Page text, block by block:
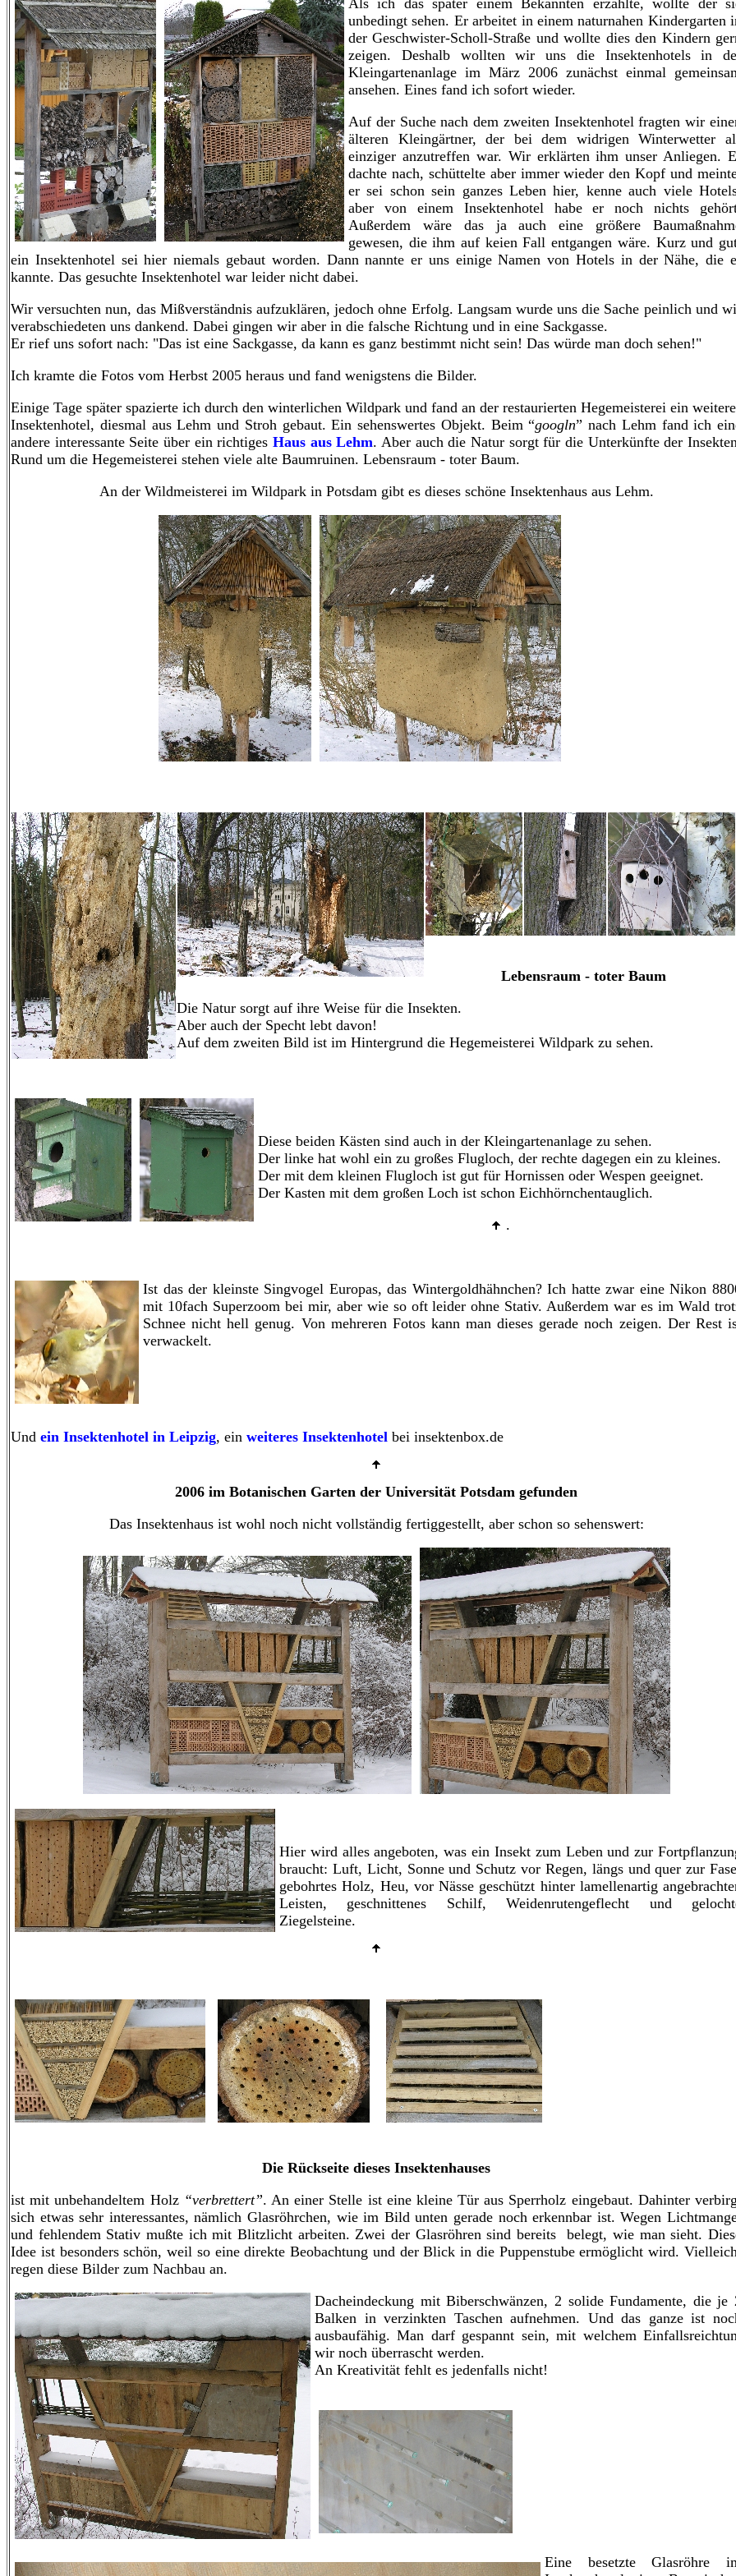
Als ich das später einem Bekannten erzählte, wollte der
unbedingt sehen. Er arbeitet in einem naturnahen Kindergarten
der Geschwister-Scholl-Straße und wollte dies den Kindern
zeigen. Deshalb wollten wir uns die Insektenhotels in
Kleingartenanlage im März 2006 zunächst einmal
ansehen. Eines fand ich sofort wieder.
Auf der Suche nach dem zweiten Insektenhotel fragten wir
älteren Kleingärtner, der bei dem widrigen Winterwetter
einziger anzutreffen war. Wir erklärten ihm unser Anliegen.
dachte nach, schüttelte aber immer wieder den Kopf und
er sei schon sein ganzes Leben hier, kenne auch viele
aber von einem Insektenhotel habe er noch nichts
Außerdem wäre das ja auch eine größere
gewesen, die ihm auf keien Fall entgangen wäre. Kurz und
ein Insektenhotel sei hier niemals gebaut worden. Dann nannte er uns einige Namen von Hotels in der Nähe, die
kannte. Das gesuchte Insektenhotel war leider nicht dabei.
Wir versuchten nun, das Mißverständnis aufzuklären, jedoch ohne Erfolg. Langsam wurde uns die Sache peinlich und
verabschiedeten uns dankend. Dabei gingen wir aber in die falsche Richtung und in eine Sackgasse.
Er rief uns sofort nach: "Das ist eine Sackgasse, da kann es ganz bestimmt nicht sein! Das würde man doch sehen!"
Ich kramte die Fotos vom Herbst 2005 heraus und fand wenigstens die Bilder.
Einige Tage später spazierte ich durch den winterlichen Wildpark und fand an der restaurierten Hegemeisterei ein
Insektenhotel, diesmal aus Lehm und Stroh gebaut. Ein sehenswertes Objekt. Beim “googln” nach Lehm fand ich
andere interessante Seite über ein richtiges Haus aus Lehm. Aber auch die Natur sorgt für die Unterkünfte der
Rund um die Hegemeisterei stehen viele alte Baumruinen. Lebensraum - toter Baum.
An der Wildmeisterei im Wildpark in Potsdam gibt es dieses schöne Insektenhaus aus Lehm.
Lebensraum - toter Baum
Die Natur sorgt auf ihre Weise für die Insekten.
Aber auch der Specht lebt davon!
Auf dem zweiten Bild ist im Hintergrund die Hegemeisterei Wildpark zu sehen.
Diese beiden Kästen sind auch in der Kleingartenanlage zu sehen.
Der linke hat wohl ein zu großes Flugloch, der rechte dagegen ein zu kleines.
Der mit dem kleinen Flugloch ist gut für Hornissen oder Wespen geeignet.
Der Kasten mit dem großen Loch ist schon Eichhörnchentauglich.
.
Ist das der kleinste Singvogel Europas, das Wintergoldhähnchen? Ich hatte zwar eine Nikon
mit 10fach Superzoom bei mir, aber wie so oft leider ohne Stativ. Außerdem war es im Wald
Schnee nicht hell genug. Von mehreren Fotos kann man dieses gerade noch zeigen. Der Rest
verwackelt.
Und ein Insektenhotel in Leipzig, ein weiteres Insektenhotel bei insektenbox.de
2006 im Botanischen Garten der Universität Potsdam gefunden
Das Insektenhaus ist wohl noch nicht vollständig fertiggestellt, aber schon so sehenswert:
Hier wird alles angeboten, was ein Insekt zum Leben und zur
braucht: Luft, Licht, Sonne und Schutz vor Regen, längs und quer zur
gebohrtes Holz, Heu, vor Nässe geschützt hinter lamellenartig
Leisten, geschnittenes Schilf, Weidenrutengeflecht und
Ziegelsteine.
Die Rückseite dieses Insektenhauses
ist mit unbehandeltem Holz “verbrettert”. An einer Stelle ist eine kleine Tür aus Sperrholz eingebaut. Dahinter
sich etwas sehr interessantes, nämlich Glasröhrchen, wie im Bild unten gerade noch erkennbar ist. Wegen
und fehlendem Stativ mußte ich mit Blitzlicht arbeiten. Zwei der Glasröhren sind bereits belegt, wie man sieht.
Idee ist besonders schön, weil so eine direkte Beobachtung und der Blick in die Puppenstube ermöglicht wird.
regen diese Bilder zum Nachbau an.
Dacheindeckung mit Biberschwänzen, 2 solide Fundamente, die je
Balken in verzinkten Taschen aufnehmen. Und das ganze ist
ausbaufähig. Man darf gespannt sein, mit welchem
wir noch überrascht werden.
An Kreativität fehlt es jedenfalls nicht!
Eine besetzte Glasröhre